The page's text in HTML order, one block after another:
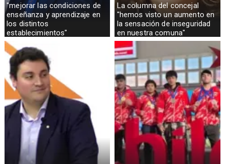
"mejorar las condiciones de
enseñanza y aprendizaje en
los distintos
establecimientos"
La columna del concejal
"hemos visto un aumento en
la sensación de inseguridad
en nuestra comuna"